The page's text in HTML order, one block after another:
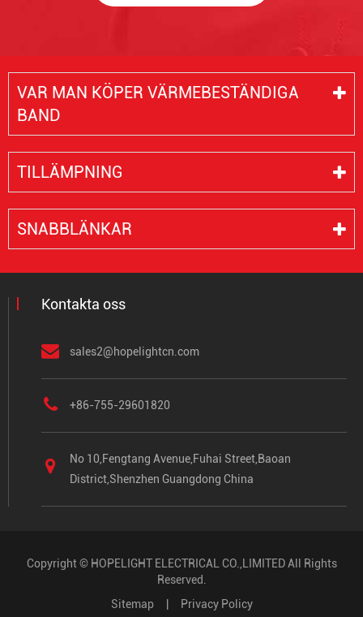
VAR MAN KÖPER VÄRMEBESTÄNDIGA
BAND
TILLÄMPNING
SNABBLÄNKAR
Kontakta oss
sales2@hopelightcn.com
+86-755-29601820
No 10,Fengtang Avenue,Fuhai Street,Baoan
District,Shenzhen Guangdong China
Copyright © HOPELIGHT ELECTRICAL CO.,LIMITEDAll Rights
Reserved.
Sitemap| Privacy Policy